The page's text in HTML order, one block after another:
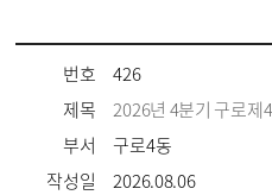
번호
426
제목
2026년 4분기 구로제
부서
구로4동
작성일
2026.08.06